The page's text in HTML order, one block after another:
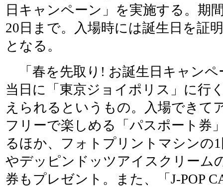
日キャンペーン」を実施する。期
20日まで。入場時には誕生日を証
となる。
「春を先取り! お誕生日キャンペ
当日に「東京ジョイポリス」に行
えられるというもの。入場できて
フリーで楽しめる「パスポート券
るほか、フォトプリントマシンの
やデッピンドッツアイスクリーム
券もプレゼント。また、「J-POP